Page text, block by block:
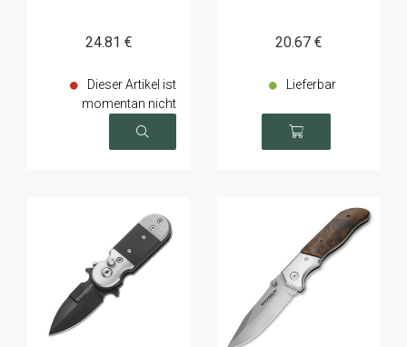
24.81 €
Dieser Artikel ist
momentan nicht
verfügbar
20.67 €
Lieferbar